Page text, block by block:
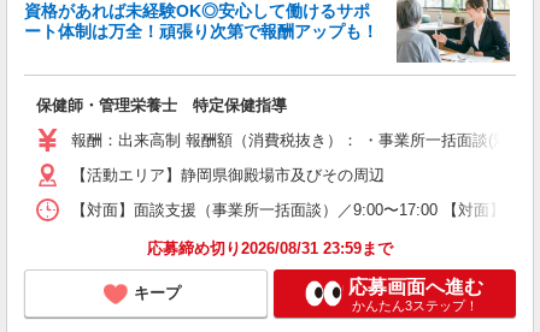
資格があれば未経験OK◎安心して働けるサポ
ート体制は万全！頑張り次第で報酬アップも！
保健師・管理栄養士 特定保健指導
報酬：出来高制 報酬額（消費税抜き）： ・事業所一括面談(対
【活動エリア】静岡県御殿場市及びその周辺
【対面】面談支援（事業所一括面談）／9:00〜17:00 【対面】
応募締め切り2026/08/31 23:59まで
キープ 応募画面へ進む
かんたん3ステップ！